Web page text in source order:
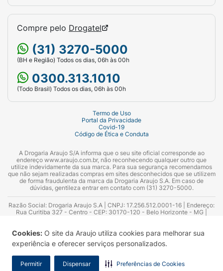
Cookies: O site da Araujo utiliza cookies para melhorar sua
experiência e oferecer serviços personalizados.
Permitir Dispensar Preferências de Cookies
Compre pelo Drogatel
(31) 3270-5000
(BH e Região) Todos os dias, 06h às 00h
0300.313.1010
(Todo Brasil) Todos os dias, 06h às 00h
Termo de Uso
Portal da Privacidade
Covid-19
Código de Ética e Conduta
A Drogaria Araujo S/A informa que o seu site oficial corresponde ao
endereço www.araujo.com.br, não reconhecendo qualquer outro que
utilize indevidamente da sua marca. Para sua segurança recomendamos
que não sejam realizadas compras em sites desconhecidos que se utilizem
de forma fraudulenta da marca da Drogaria Araujo S.A. Em caso de
dúvidas, gentileza entrar em contato com (31) 3270-5000.
Razão Social: Drogaria Araujo S.A | CNPJ: 17.256.512.0001-16 | Endereço:
Rua Curitiba 327 - Centro - CEP: 30170-120 - Belo Horizonte - MG |
Azevedo Guimarães – CRF 10.965 | Yasmin Silva Alvarenga – CRF 52.584 -
Consultor substituto: Thiago Aguiar Pinheiro - CRF Nº 13.748. Alvará
Sanitário: 2025020713 | Autorização de Funcionamento da Empresa (AFE):